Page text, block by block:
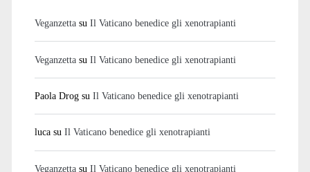
Veganzettasu Il Vaticano benedice gli xenotrapianti
Veganzettasu Il Vaticano benedice gli xenotrapianti
Paola Drogsu Il Vaticano benedice gli xenotrapianti
lucasu Il Vaticano benedice gli xenotrapianti
Veganzettasu Il Vaticano benedice gli xenotrapianti